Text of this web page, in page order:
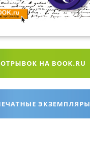
НА BOOK.RU
ЭКЗЕМПЛЯРЫ